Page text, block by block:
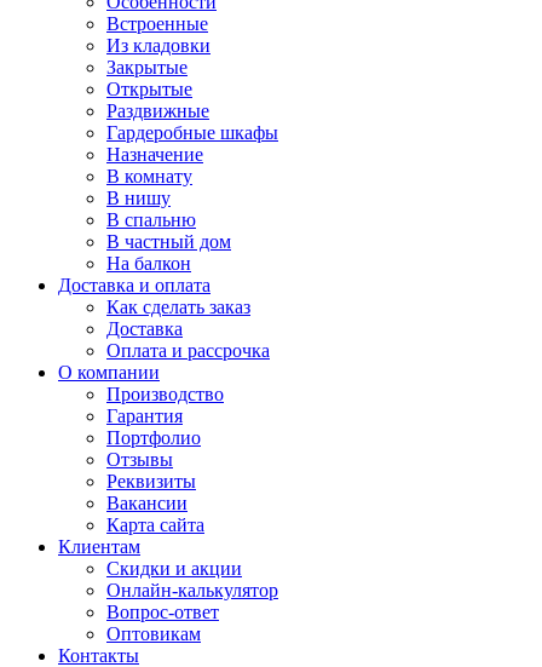
Встроенные
Из кладовки
Закрытые
Открытые
Раздвижные
Гардеробные шкафы
Назначение
В комнату
В нишу
В спальню
В частный дом
На балкон
Доставка и оплата
Как сделать заказ
Доставка
Оплата и рассрочка
О компании
Производство
Гарантия
Портфолио
Отзывы
Реквизиты
Вакансии
Карта сайта
Клиентам
Скидки и акции
Онлайн-калькулятор
Вопрос-ответ
Оптовикам
Контакты